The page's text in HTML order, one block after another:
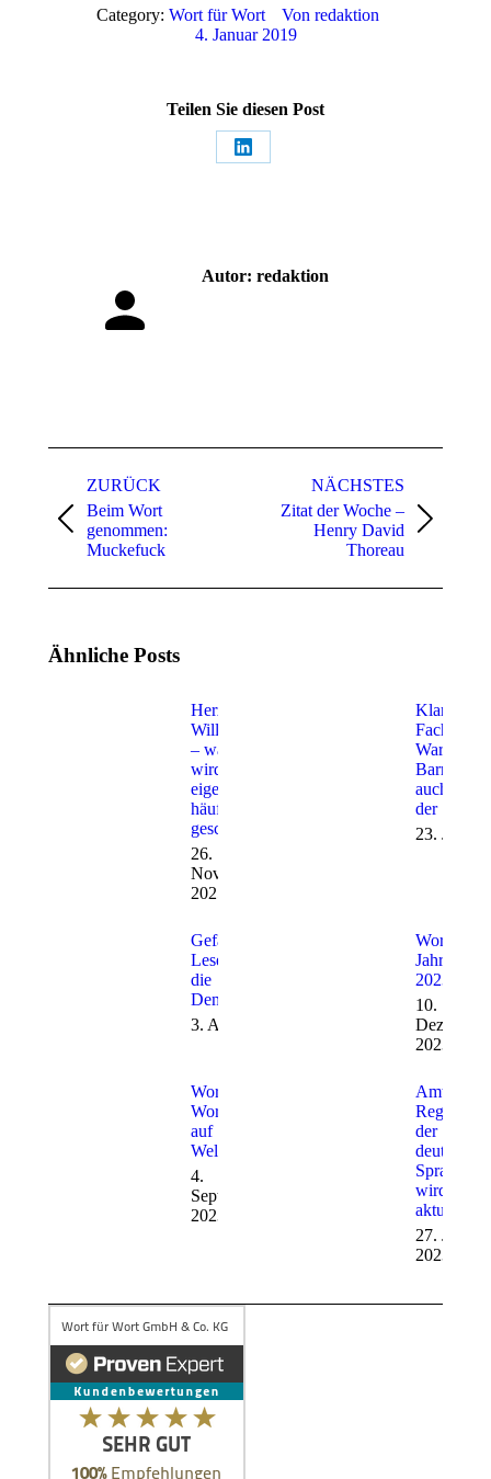
Category: Wort für Wort Von redaktion
4. Januar 2019
Teilen Sie diesen Post
Share
Autor: redaktion
ZURÜCK
Vorheriger
Beitrag:
Beim Wort
genommen:
Muckefuck
NÄCHSTES
Nächster
Zitat der Woche –
Henry David
Thoreau
Ähnliche Posts
Herzlich
Willkommen
– warum
wird das
eigentlich so
häufig falsch
geschrieben?
26.
November
2025
Klartext
Warum
auch eine
der
23. Juli
Gefährdet
Leseschwäche
die
Demokratie?
3. April 2024
Wort des
Jahres
2023
10.
Dezember
2023
Wort für
Wort war
auf
Weltreise!
4.
September
2023
Amtliches
Regelwerk
der
deutschen
Sprache
wird
aktualisiert
27. Juli
2023